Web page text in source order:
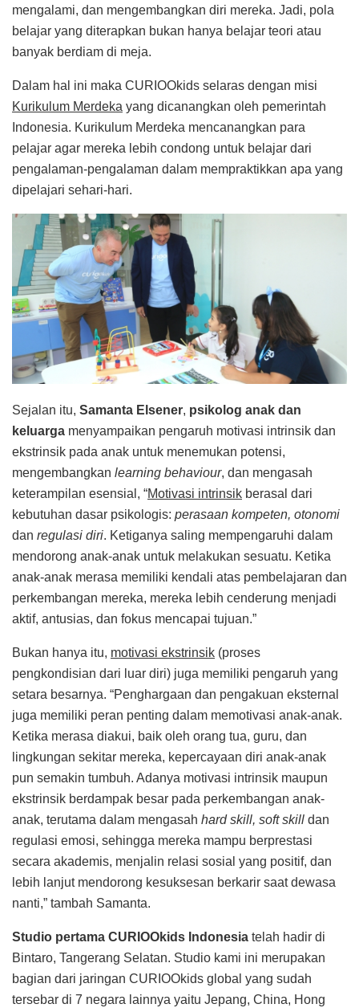
mengalami, dan mengembangkan diri mereka. Jadi, pola
belajar yang diterapkan bukan hanya belajar teori atau
banyak berdiam di meja.
Dalam hal ini maka CURIOOkids selaras dengan misi
Kurikulum Merdeka yang dicanangkan oleh pemerintah
Indonesia. Kurikulum Merdeka mencanangkan para
pelajar agar mereka lebih condong untuk belajar dari
pengalaman-pengalaman dalam mempraktikkan apa yang
dipelajari sehari-hari.
Sejalan itu, Samanta Elsener, psikolog anak dan
keluarga menyampaikan pengaruh motivasi intrinsik dan
ekstrinsik pada anak untuk menemukan potensi,
mengembangkan learning behaviour, dan mengasah
keterampilan esensial, “Motivasi intrinsik berasal dari
kebutuhan dasar psikologis: perasaan kompeten, otonomi
dan regulasi diri. Ketiganya saling mempengaruhi dalam
mendorong anak-anak untuk melakukan sesuatu. Ketika
anak-anak merasa memiliki kendali atas pembelajaran dan
perkembangan mereka, mereka lebih cenderung menjadi
aktif, antusias, dan fokus mencapai tujuan.”
Bukan hanya itu, motivasi ekstrinsik (proses
pengkondisian dari luar diri) juga memiliki pengaruh yang
setara besarnya. “Penghargaan dan pengakuan eksternal
juga memiliki peran penting dalam memotivasi anak-anak.
Ketika merasa diakui, baik oleh orang tua, guru, dan
lingkungan sekitar mereka, kepercayaan diri anak-anak
pun semakin tumbuh. Adanya motivasi intrinsik maupun
ekstrinsik berdampak besar pada perkembangan anak-
anak, terutama dalam mengasah hard skill, soft skill dan
regulasi emosi, sehingga mereka mampu berprestasi
secara akademis, menjalin relasi sosial yang positif, dan
lebih lanjut mendorong kesuksesan berkarir saat dewasa
nanti,” tambah Samanta.
Studio pertama CURIOOkids Indonesia telah hadir di
Bintaro, Tangerang Selatan. Studio kami ini merupakan
bagian dari jaringan CURIOOkids global yang sudah
tersebar di 7 negara lainnya yaitu Jepang, China, Hong